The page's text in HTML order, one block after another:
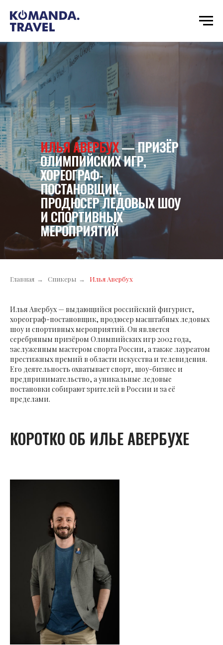
ИЛЬЯ АВЕРБУХ— ПРИЗЁР
ОЛИМПИЙСКИХ ИГР,
ХОРЕОГРАФ-
ПОСТАНОВЩИК,
ПРОДЮСЕР ЛЕДОВЫХ ШОУ
И СПОРТИВНЫХ
МЕРОПРИЯТИЙ
Главная → Спикеры → Илья Авербух
Илья Авербух — выдающийся российский фигурист,
хореограф-постановщик, продюсер масштабных ледовых
шоу и спортивных мероприятий. Он является
серебряным призёром Олимпийских игр 2002 года,
заслуженным мастером спорта России, а также лауреатом
престижных премий в области искусства и телевидения.
Его деятельность охватывает спорт, шоу-бизнес и
предпринимательство, а уникальные ледовые
постановки собирают зрителей в России и за её
пределами.
КОРОТКО ОБ ИЛЬЕ АВЕРБУХЕ